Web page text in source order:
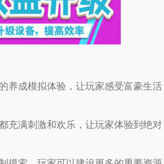
养成模拟体验，让玩家感受富豪生活
充满刺激和欢乐，让玩家体验到绝对